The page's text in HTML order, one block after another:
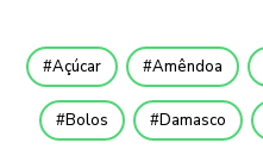
Açúcar Amêndoa
Bolos Damasco